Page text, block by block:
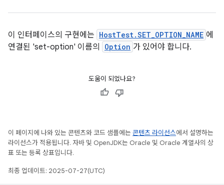
이 인터페이스의 구현에는 HostTest.SET_OPTION_NAME 에
연결된 'set-option' 이름의
Option 가 있어야 합니다.
도움이 되었나요?
이 페이지에 나와 있는 콘텐츠와 코드 샘플에는 콘텐츠 라이선스에서 설명하는
라이선스가 적용됩니다. 자바 및 OpenJDK는 Oracle 및 Oracle 계열사의 상
표 또는 등록 상표입니다.
최종 업데이트: 2025-07-27(UTC)